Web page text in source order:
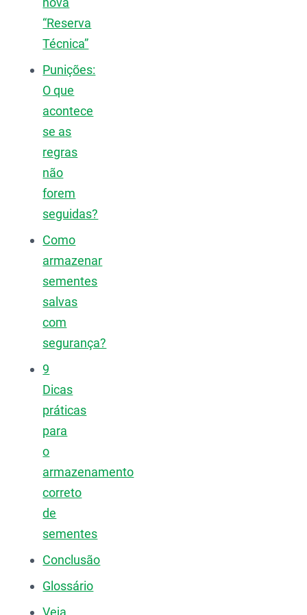
“Reserva
Técnica”
Punições:
O que
acontece
se as
regras
não
forem
seguidas?
Como
armazenar
sementes
salvas
com
segurança?
9
Dicas
práticas
para
o
armazenamento
correto
de
sementes
Conclusão
Glossário
Veja